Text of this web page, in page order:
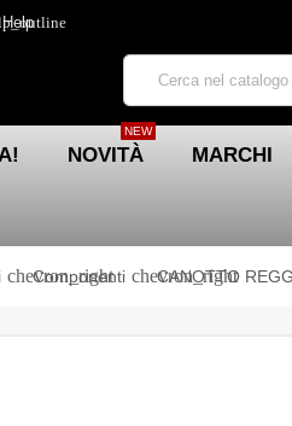
NOVITÀ
NEW
MARCHI
chevron_right
Componenti chevron_right
CANOTTO